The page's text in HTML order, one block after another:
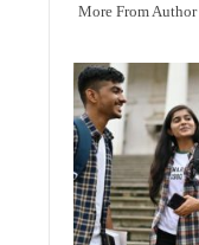
More From Author